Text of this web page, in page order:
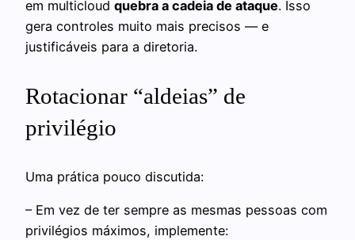
em multicloud quebra a cadeia de ataque. Isso
gera controles muito mais precisos — e
justificáveis para a diretoria.
Rotacionar “aldeias” de
privilégio
Uma prática pouco discutida:
– Em vez de ter sempre as mesmas pessoas com
privilégios máximos, implemente: